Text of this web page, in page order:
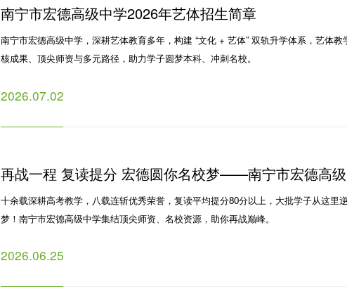
南宁市宏德高级中学2026年艺体招生简章
南宁市宏德高级中学，深耕艺体教育多年，构建 “文化 + 艺体” 双轨升学体系，艺体教
核成果、顶尖师资与多元路径，助力学子圆梦本科、冲刺名校。
2026.07.02
再战一程 复读提分 宏德圆你名校梦——南宁市宏德高
2026 年复读生招生简章
十余载深耕高考教学，八载连斩优秀荣誉，复读平均提分80分以上，大批学子从这里
梦！南宁市宏德高级中学集结顶尖师资、名校资源，助你再战巅峰。
2026.06.25